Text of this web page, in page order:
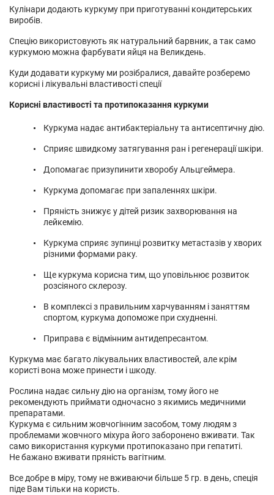
Кулінари додають куркуму при приготуванні кондитерських
виробів.
Спецію використовують як натуральний барвник, а так само
куркумою можна фарбувати яйця на Великдень.
Куди додавати куркуму ми розібралися, давайте розберемо
корисні і лікувальні властивості спеції
Корисні властивості та протипоказання куркуми
Куркума надає антибактеріальну та антисептичну дію.
Сприяє швидкому затягування ран і регенерації шкіри.
Допомагає призупинити хворобу Альцгеймера.
Куркума допомагає при запаленнях шкіри.
Пряність знижує у дітей ризик захворювання на
лейкемію.
Куркума сприяє зупинці розвитку метастазів у хворих
різними формами раку.
Ще куркума корисна тим, що уповільнює розвиток
розсіяного склерозу.
В комплексі з правильним харчуванням і заняттям
спортом, куркума допоможе при схудненні.
Приправа є відмінним антидепресантом.
Куркума має багато лікувальних властивостей, але крім
користі вона може принести і шкоду.
Рослина надає сильну дію на організм, тому його не
рекомендують приймати одночасно з якимись медичними
препаратами.
Куркума є сильним жовчогінним засобом, тому людям з
проблемами жовчного міхура його заборонено вживати. Так
само використання куркуми протипоказано при гепатиті.
Не бажано вживати пряність вагітним.
Все добре в міру, тому не вживаючи більше 5 гр. в день, спеція
піде Вам тільки на користь.